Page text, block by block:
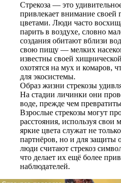
Стрекоза — это
привлекает внимание своей
цветами. Люди часто
парить в воздухе, словно
создания обитают вблизи
свою пищу — мелких
известны своей
охотятся на мух и комаров,
для экосистемы.
Образ жизни стрекозы
На стадии личинки они
воде, прежде чем
Взрослые стрекозы могут
расстояния, используя
яркие цвета служат не
партнёров, но и для
люди считают стрекоз
что делает их ещё более
наблюдателей.